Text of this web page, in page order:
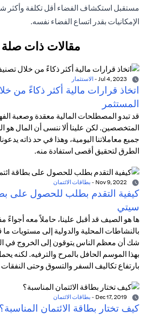
مستقبل استكشاف الفضاء أقل تكلفة وأكثر
الإمكانيات بقدر اتساع الفضاء نفسه.
مقالات ذات صلة
- الاستثمار
اتخاذ قرارات مالية أكثر ذكاءً من
المستثمر
قد تبدو المصطلحات المالية معقدة وصعبة
المتخصصين. لكن علينا ألا ننسى أن المال هو
جميع معاملاتنا اليومية، وهذا في حد ذاته
الطرق لتحقيق أقصى استفادة منه.
- بطاقات الائتمان
كيفية التقدم بطلب للحصول على
سيتي
ها هو الصيف قد أقبل علينا، حاملاً معه أجواءً
بالنشاطات المحلية والدولية إلى مستويات ما
شك أن معظم الناس يتوقون إلى الخروج في
بهذا الموسم الحافل بالمرح والترفيه. لكنه
بارتفاع تكاليف السفر والتسوق وحتى النفقات
- بطاقات الائتمان
كيف تختار بطاقة الائتمان المناسبة؟